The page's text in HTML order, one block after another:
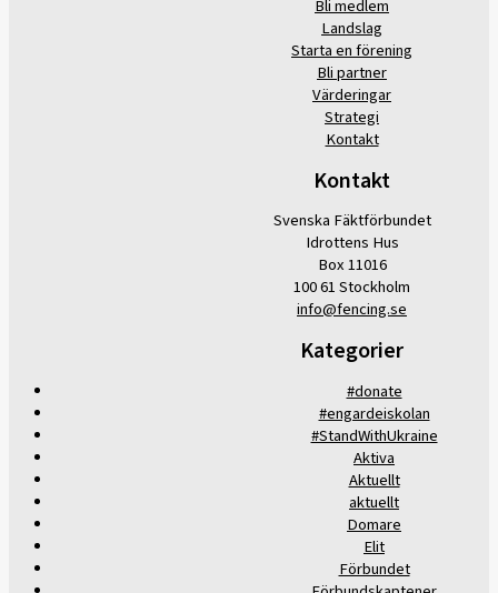
Bli medlem
Landslag
Starta en förening
Bli partner
Värderingar
Strategi
Kontakt
Kontakt
Svenska Fäktförbundet
Idrottens Hus
Box 11016
100 61 Stockholm
info@fencing.se
Kategorier
#donate
#engardeiskolan
#StandWithUkraine
Aktiva
Aktuellt
aktuellt
Domare
Elit
Förbundet